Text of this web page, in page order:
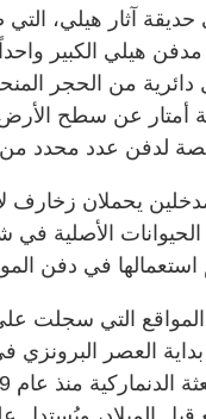
حديقة آثار هيلي،
مدفن هيلي الكبير
أمتار عن سطح
لدفن عدد محدد من
يحملان زخارف
الأصلية في
استعمالها في دفن
التي سجلت
العصر